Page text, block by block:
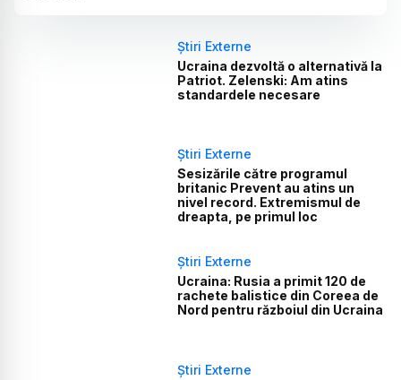
Știri Externe
Ucraina dezvoltă o alternativă la
Patriot. Zelenski: Am atins
standardele necesare
Știri Externe
Sesizările către programul
britanic Prevent au atins un
nivel record. Extremismul de
dreapta, pe primul loc
Știri Externe
Ucraina: Rusia a primit 120 de
rachete balistice din Coreea de
Nord pentru războiul din Ucraina
Știri Externe